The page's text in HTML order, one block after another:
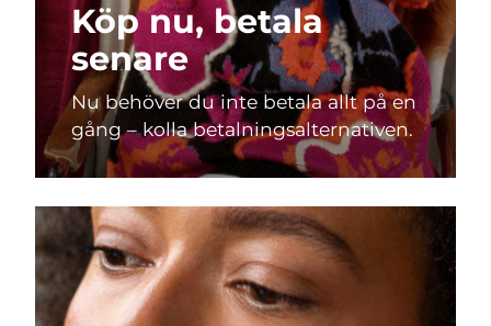
Köp nu, betala
senare
Nu behöver du inte betala allt på en
gång – kolla betalningsalternativen.